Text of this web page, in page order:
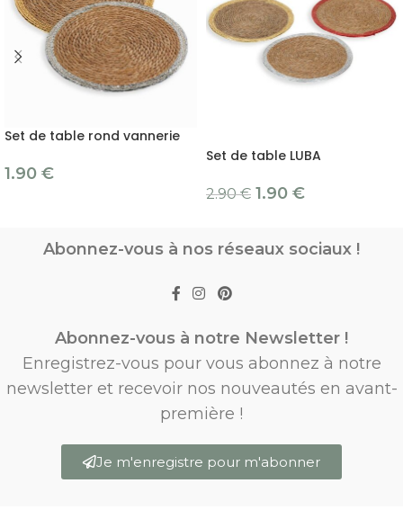
Set de table rond vannerie
1.90 €
Set de table LUBA
2.90€ 1.90 €
Abonnez-vous à nos réseaux sociaux !
Abonnez-vous à notre Newsletter !
Enregistrez-vous pour vous abonnez à notre
newsletter et recevoir nos nouveautés en avant-
première !
Je m'enregistre pour m'abonner